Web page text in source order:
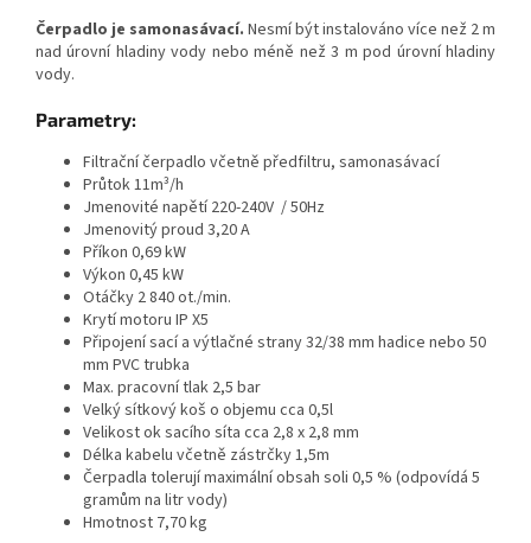
Čerpadlo je samonasávací. Nesmí být instalováno více než 2 m
nad úrovní hladiny vody nebo méně než 3 m pod úrovní hladiny
vody.
Parametry:
Filtrační čerpadlo včetně předfiltru, samonasávací
Průtok 11m³/h
Jmenovité napětí 220-240V / 50Hz
Jmenovitý proud 3,20 A
Příkon 0,69 kW
Výkon 0,45 kW
Otáčky 2 840 ot./min.
Krytí motoru IP X5
Připojení sací a výtlačné strany 32/38 mm hadice nebo 50
mm PVC trubka
Max. pracovní tlak 2,5 bar
Velký sítkový koš o objemu cca 0,5l
Velikost ok sacího síta cca 2,8 x 2,8 mm
Délka kabelu včetně zástrčky 1,5m
Čerpadla tolerují maximální obsah soli 0,5 % (odpovídá 5
gramům na litr vody)
Hmotnost 7,70 kg